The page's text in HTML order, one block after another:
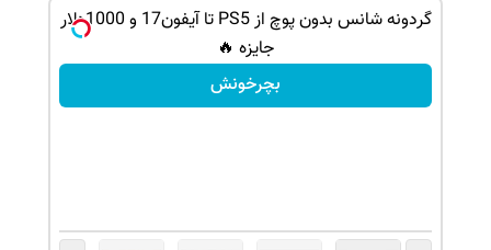
گردونه شانس بدون پوچ از PS5 تا آیفون17 و 1000دلار
جایزه 🔥
بچرخونش